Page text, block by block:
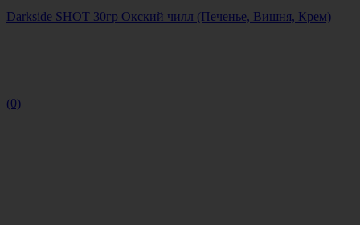
Darkside SHOT 30гр Окский чилл (Печенье, Вишня, Крем)
(0)